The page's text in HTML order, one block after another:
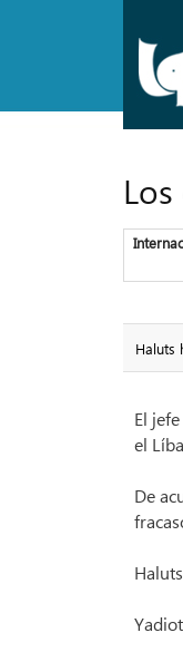
Haluts
El
el
De